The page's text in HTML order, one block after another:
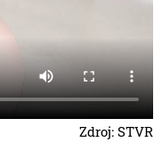
Zdroj: STVR